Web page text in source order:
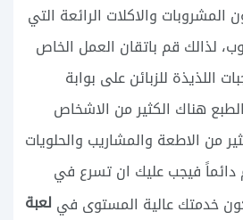
المشروبات والاكلات الرائعة التي
لذالك قم باتقان العمل الخاص
اللذيذة للزبائن على بوابة
هناك الكثير من الاشخاص
من الاطعة والمشاريب والحلويات
دائماً فيجب عليك ان تسرع في
خدمتك عالية المستوى في لعبة